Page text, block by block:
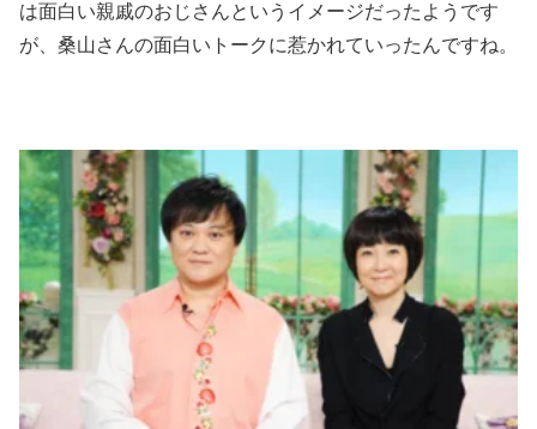
は面白い親戚のおじさんというイメージだったようです
が、桑山さんの面白いトークに惹かれていったんですね。